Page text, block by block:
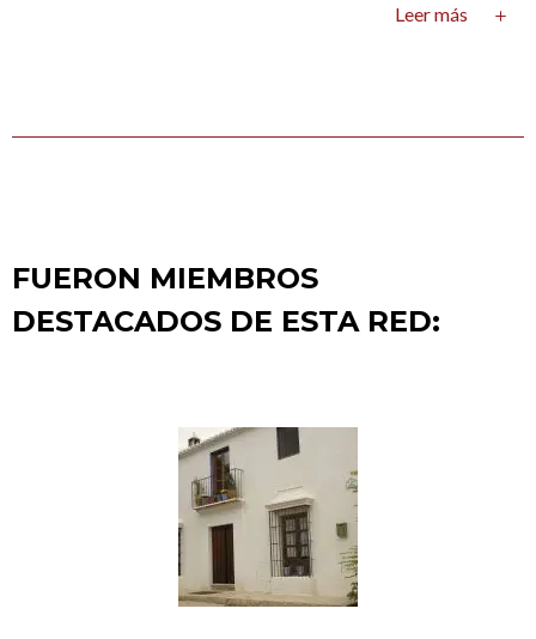
Leer más
FUERON MIEMBROS
DESTACADOS DE ESTA RED: